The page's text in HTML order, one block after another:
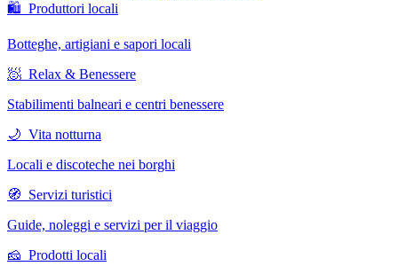
🛍 Produttori locali
Botteghe, artigiani e sapori locali
🧖 Relax & Benessere
Stabilimenti balneari e centri benessere
🌙 Vita notturna
Locali e discoteche nei borghi
🧭 Servizi turistici
Guide, noleggi e servizi per il viaggio
🧀 Prodotti locali